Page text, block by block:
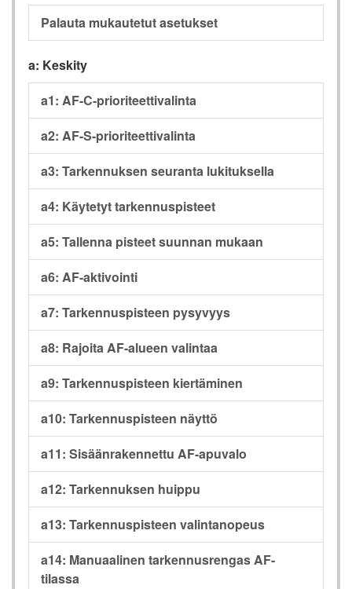
Palauta mukautetut asetukset
a: Keskity
a1: AF-C-prioriteettivalinta
a2: AF-S-prioriteettivalinta
a3: Tarkennuksen seuranta lukituksella
a4: Käytetyt tarkennuspisteet
a5: Tallenna pisteet suunnan mukaan
a6: AF-aktivointi
a7: Tarkennuspisteen pysyvyys
a8: Rajoita AF-alueen valintaa
a9: Tarkennuspisteen kiertäminen
a10: Tarkennuspisteen näyttö
a11: Sisäänrakennettu AF-apuvalo
a12: Tarkennuksen huippu
a13: Tarkennuspisteen valintanopeus
a14: Manuaalinen tarkennusrengas AF-
tilassa